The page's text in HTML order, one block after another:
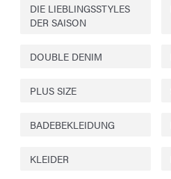
DIE LIEBLINGSSTYLES
DER SAISON
DOUBLE DENIM
PLUS SIZE
BADEBEKLEIDUNG
KLEIDER